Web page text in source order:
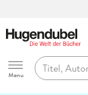
Hugendubel
Menu